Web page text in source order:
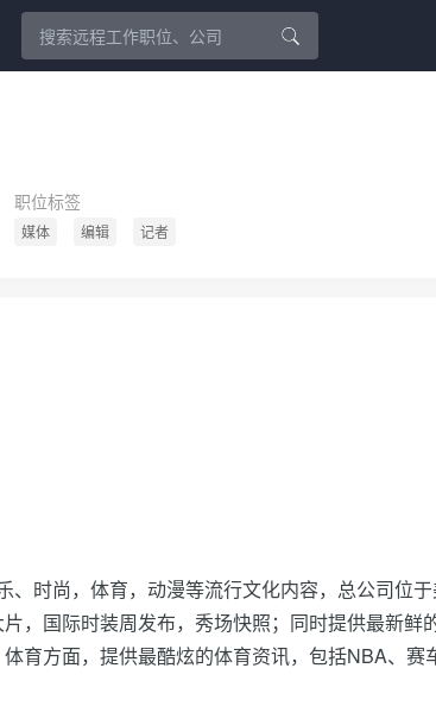
职位标签
媒体 编辑 记者
时尚，体育，动漫等流行文化内容，总公司位
，国际时装周发布，秀场快照；同时提供最新鲜
育方面，提供最酷炫的体育资讯，包括NBA、赛